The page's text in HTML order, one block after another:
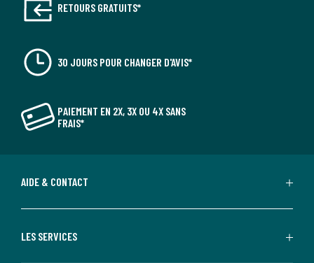
RETOURS GRATUITS*
30 JOURS POUR CHANGER D'AVIS*
PAIEMENT EN 2X, 3X OU 4X SANS
FRAIS*
AIDE & CONTACT
LES SERVICES